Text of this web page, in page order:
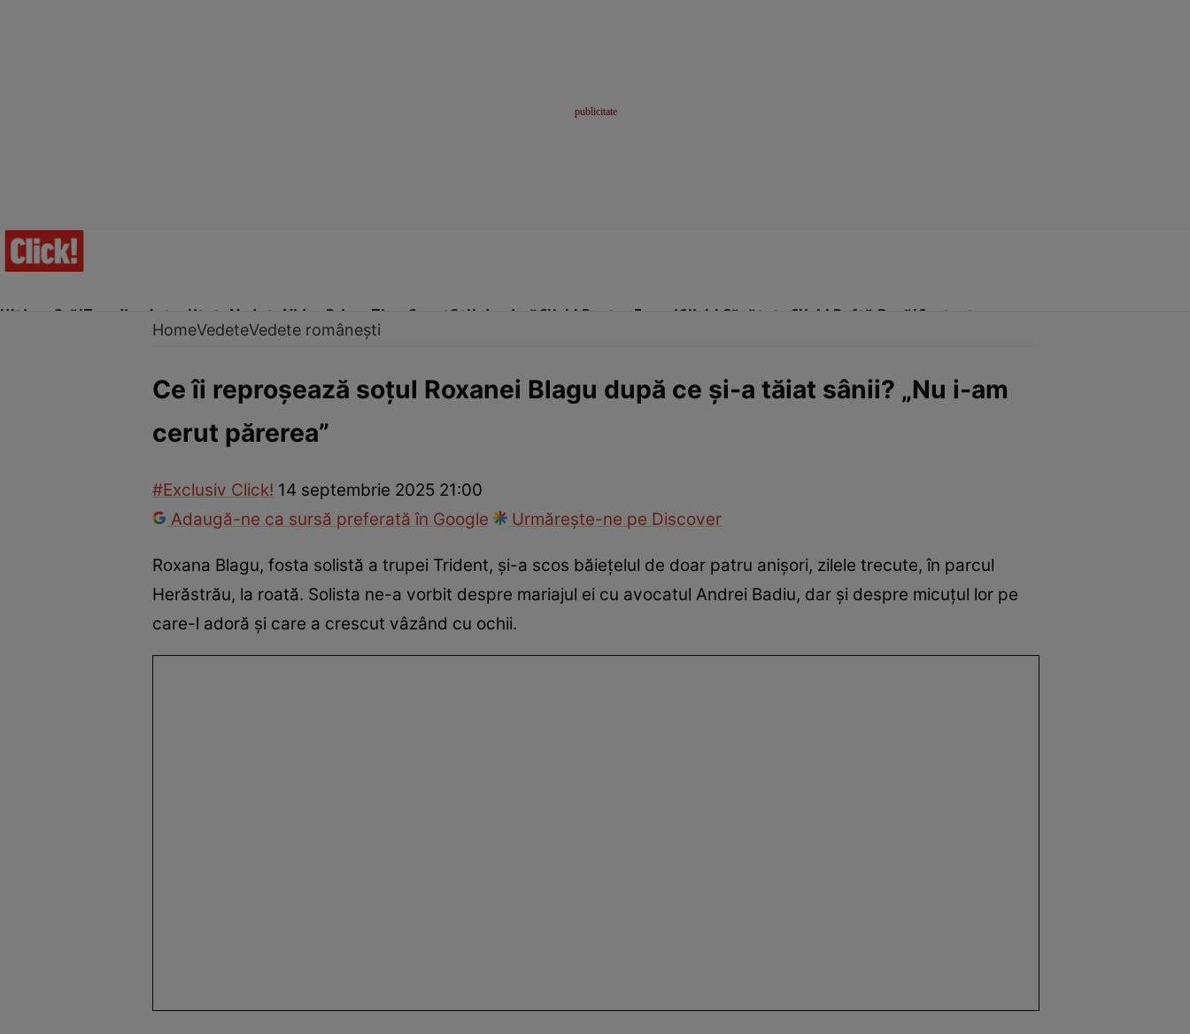
Ultima Oră!Trending Actualitate Vedete Video Prime Time SportStil de viațăClick! Pentru FemeiClick! Sănătate Click! Poftă Bună!Contact
Vedete internaționaleVedete româneștiInterviurile Click!
HomeVedeteVedete românești
Ce îi reproșează soțul Roxanei Blagu după ce și-a tăiat sânii? „Nu i-am
cerut părerea”
#Exclusiv Click! 14 septembrie 2025 21:00
Adaugă-ne ca sursă preferată în Google
Urmărește-ne pe Discover
Roxana Blagu, fosta solistă a trupei Trident, și-a scos băiețelul de doar patru anișori, zilele trecute, în parcul
Herăstrău, la roată. Solista ne-a vorbit despre mariajul ei cu avocatul Andrei Badiu, dar și despre micuțul lor pe
care-l adoră și care a crescut vâzând cu ochii.